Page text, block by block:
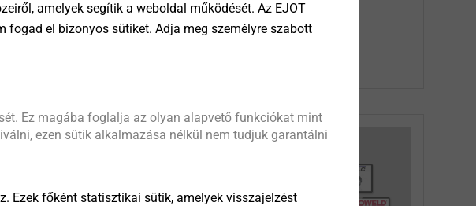
More about CAE services
amelyek segítik a weboldal működését. Az EJOT
fogad el bizonyos sütiket. Adja meg személyre szabott
Ez magába foglalja az olyan alapvető funkciókat mint
ezen sütik alkalmazása nélkül nem tudjuk garantálni
Ezek főként statisztikai sütik, amelyek visszajelzést